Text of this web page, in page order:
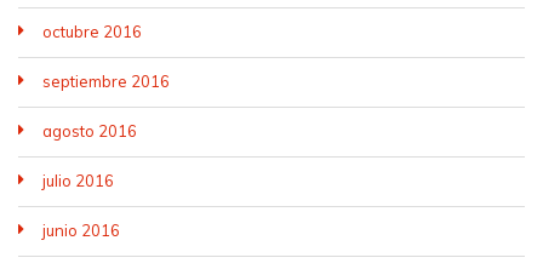
octubre 2016
septiembre 2016
agosto 2016
julio 2016
junio 2016